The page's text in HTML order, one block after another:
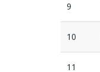
9
10
11